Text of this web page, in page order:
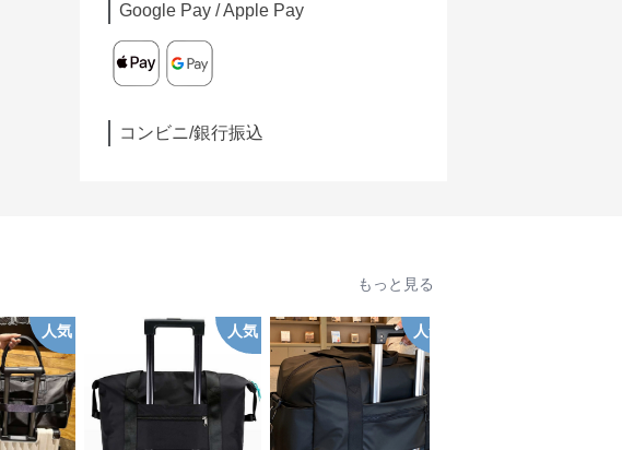
Google Pay / Apple Pay
コンビニ/銀行振込
もっと見る
人気 人気 人気